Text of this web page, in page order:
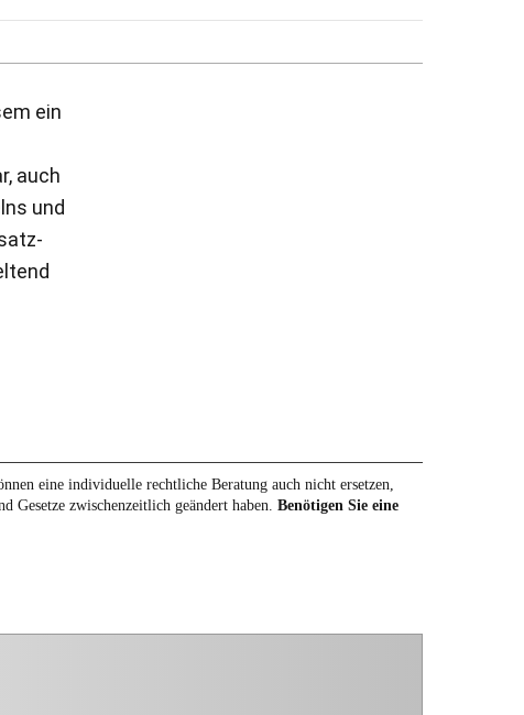
ein
auch
und
eine individuelle rechtliche Beratung auch nicht ersetzen,
zwischenzeitlich geändert haben. Benötigen Sie eine